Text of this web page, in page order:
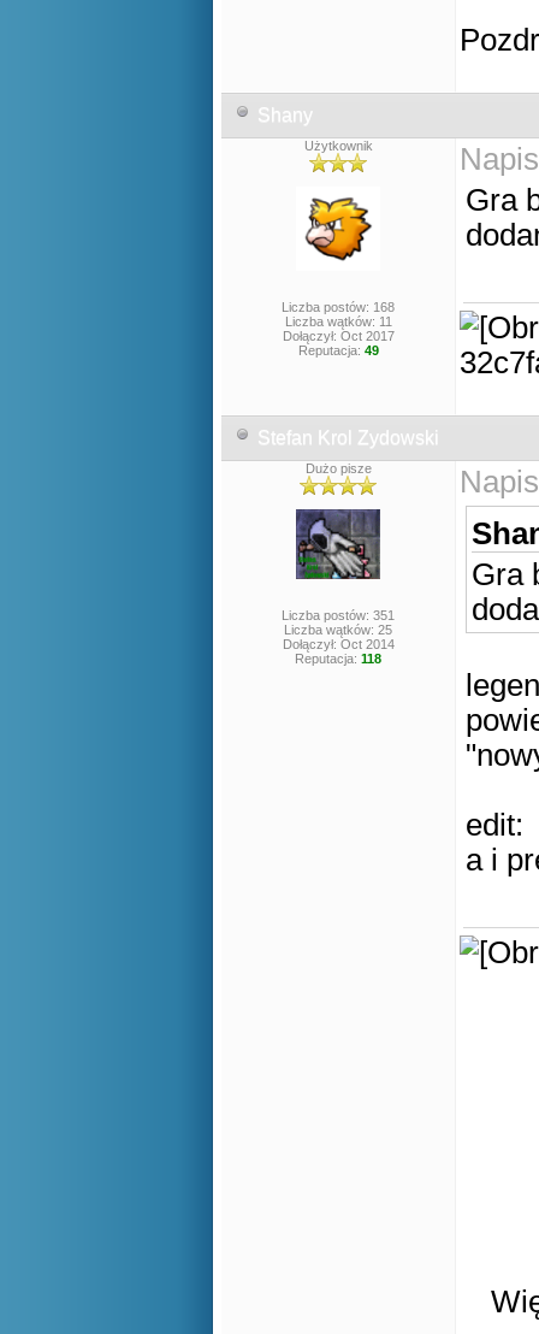
Shany
Użytkownik
Liczba postów: 168
Liczba wątków: 11
Dołączył: Oct 2017
Reputacja: 49
Gra
Stefan Krol Zydowski
Dużo pisze
Liczba postów: 351
Liczba wątków: 25
Dołączył: Oct 2014
Reputacja: 118
Gra
edit:
a i